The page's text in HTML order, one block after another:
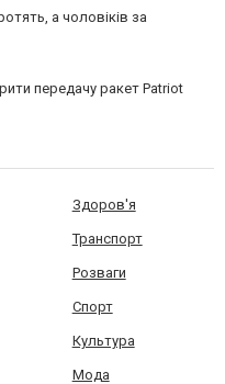
а чоловіків за
передачу ракет Patriot
Здоров'я
Транспорт
Розваги
Спорт
Культура
Мода